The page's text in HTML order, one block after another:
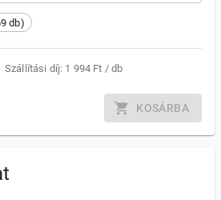
db)
Szállítási díj: 1 994 Ft / db
KOSÁRBA